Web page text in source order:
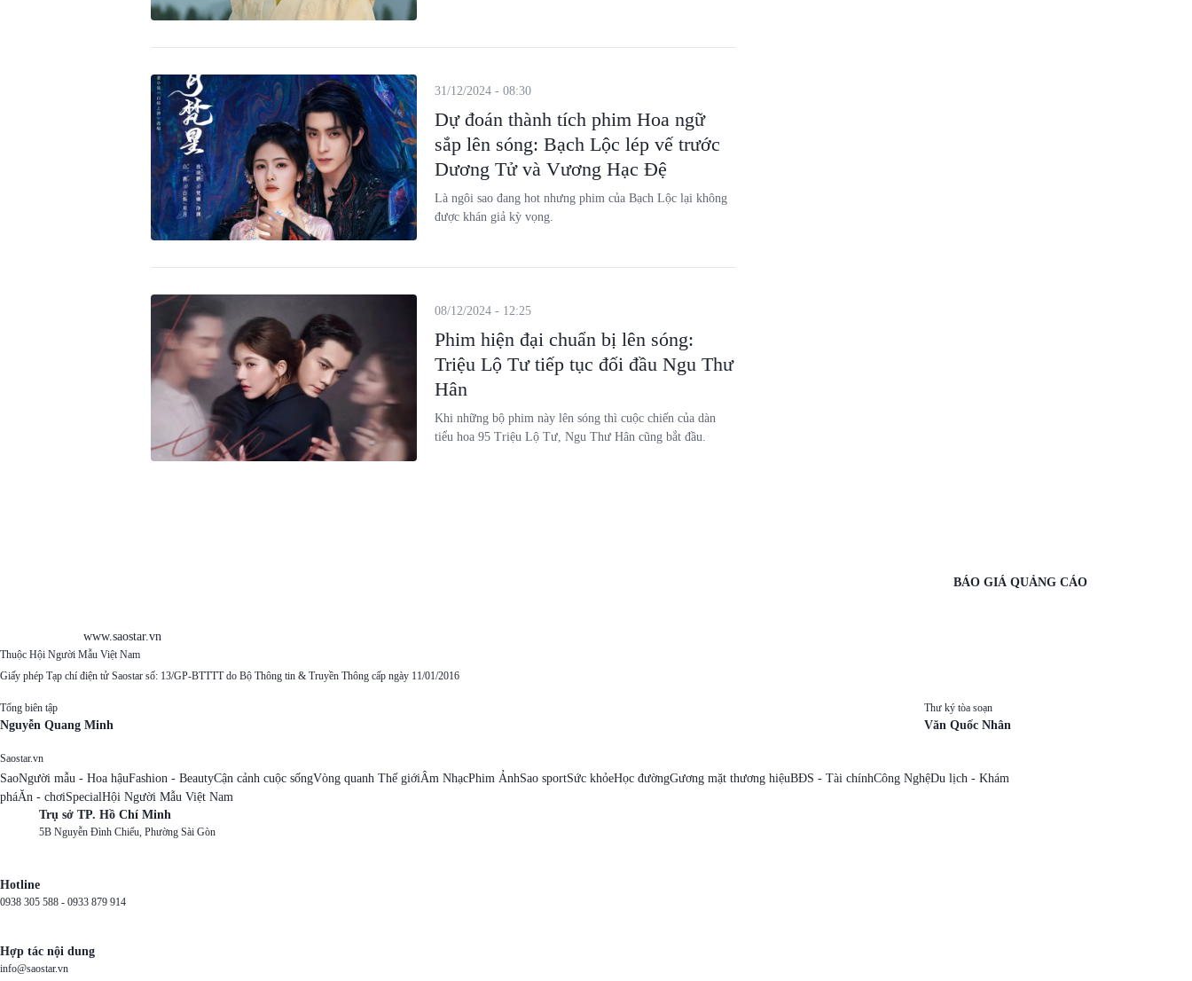
Dự đoán thành tích phim Hoa ngữ
sắp lên sóng: Bạch Lộc lép vế trước
Dương Tử và Vương Hạc Đệ
31/12/2024 - 08:30
Là ngôi sao đang hot nhưng phim của Bạch Lộc lại không
được khán giả kỳ vọng.
Phim hiện đại chuẩn bị lên sóng:
Triệu Lộ Tư tiếp tục đối đầu Ngu Thư
Hân
08/12/2024 - 12:25
Khi những bộ phim này lên sóng thì cuộc chiến của dàn
tiểu hoa 95 Triệu Lộ Tư, Ngu Thư Hân cũng bắt đầu.
www.saostar.vn
BÁO GIÁ QUẢNG CÁO
Thuộc Hội Người Mẫu Việt Nam
Giấy phép Tạp chí điện tử Saostar số: 13/GP-BTTTT do Bộ Thông tin & Truyền Thông cấp ngày 11/01/2016
Tổng biên tập
Nguyễn Quang Minh
Thư ký tòa soạn
Văn Quốc Nhân
Saostar.vn
SaoNgười mẫu - Hoa hậuFashion - BeautyCận cảnh cuộc sốngVòng quanh Thế giớiÂm NhạcPhim ẢnhSao sportSức khỏeHọc đườngGương mặt thương hiệuBĐS - Tài chínhCông NghệDu lịch - Khám
pháĂn - chơiSpecialHội Người Mẫu Việt Nam
Trụ sở TP. Hồ Chí Minh
5B Nguyễn Đình Chiểu, Phường Sài Gòn
Hotline
0938 305 588 - 0933 879 914
Hợp tác nội dung
info@saostar.vn